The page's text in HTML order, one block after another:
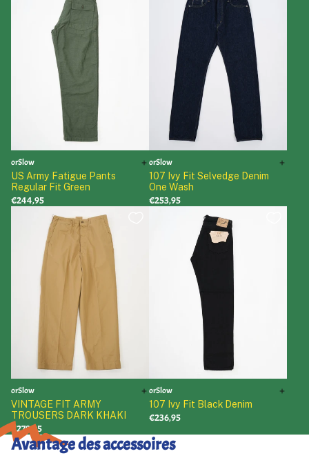
orSlow
US Army Fatigue Pants
Regular Fit Green
€244,95
orSlow
107 Ivy Fit Selvedge Denim
One Wash
€253,95
orSlow
VINTAGE FIT ARMY
TROUSERS DARK KHAKI
€279,95
orSlow
107 Ivy Fit Black Denim
€236,95
Avantage des accessoires